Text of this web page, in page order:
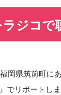
ジコで
岡県筑前町に
でリポートし